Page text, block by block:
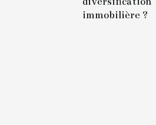
immobilière ?